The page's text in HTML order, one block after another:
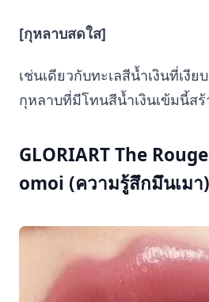
[กุหลาบสดใส]
เช่นเดียวกับทะเลสีน้ำเงินที่เงี
กุหลาบที่มีโทนสีน้ำเงินเข้มนี้สร้
GLORIART The
omoi (ความรู้สึกมึนเมา)